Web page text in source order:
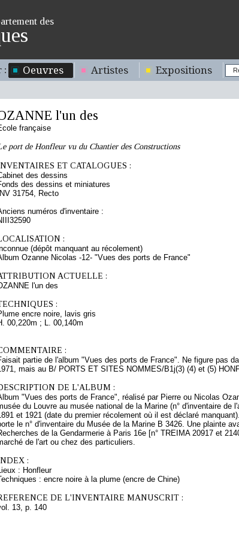
des
: Oeuvres Artistes Expositions
l'un des
française
port de Honfleur vu du Chantier des Constructions
ET CATALOGUES :
des dessins
des dessins et miniatures
INV 31754, Recto
numéros d'inventaire :
:
(dépôt manquant au récolement)
Ozanne Nicolas -12- "Vues des ports de France"
ACTUELLE :
l'un des
:
encre noire, lavis gris
00,220m ; L. 00,140m
:
partie de l'album "Vues des ports de France". Ne figure pas
mais au B/ PORTS ET SITES NOMMES/B1j(3) (4) et (5)
DE L'ALBUM :
"Vues des ports de France", réalisé par Pierre ou Nicolas
du Louvre au musée national de la Marine (n° d'inventaire
et 1921 (date du premier récolement où il est déclaré
le n° d'inventaire du Musée de la Marine B 3426. Une plainte
de la Gendarmerie à Paris 16e [n° TREIMA 20917 et
de l'art ou chez des particuliers.
:
: Honfleur
: encre noire à la plume (encre de Chine)
DE L'INVENTAIRE MANUSCRIT :
13, p. 140